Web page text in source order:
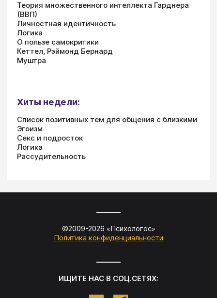
Теория множественного интеллекта Гарднера
(ВВП)
Личностная идентичность
Логика
О пользе самокритики
Кеттел, Рэймонд Бернард
Муштра
Хиты недели:
Список позитивных тем для общения с близкими
Эгоизм
Секс и подросток
Логика
Рассудительность
©2009-2026 «Психологос»
Политика конфиденциальности
ИЩИТЕ НАС В СОЦ.СЕТЯХ: